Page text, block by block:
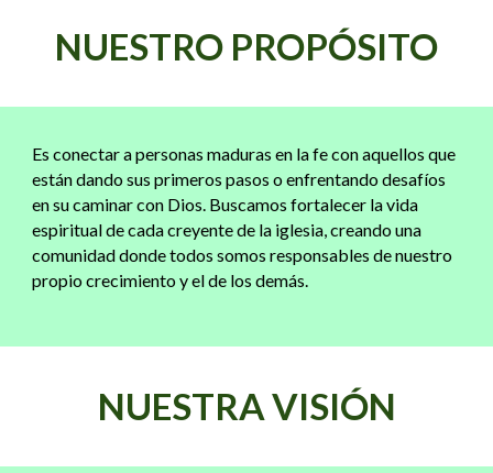
NUESTRO PROPÓSITO
Es conectar a personas maduras en la fe con aquellos que
están dando sus primeros pasos o enfrentando desafíos
en su caminar con Dios. Buscamos fortalecer la vida
espiritual de cada creyente de la iglesia, creando una
comunidad donde todos somos responsables de nuestro
propio crecimiento y el de los demás.
NUESTRA VISIÓN